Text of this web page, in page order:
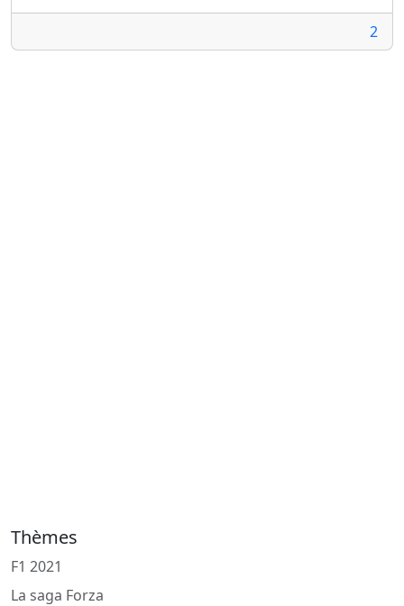
2
Thèmes
F1 2021
La saga Forza